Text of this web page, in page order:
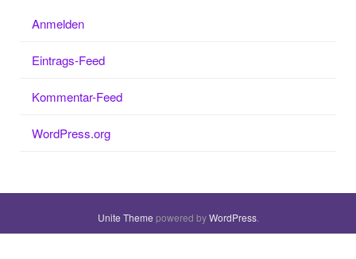
Anmelden
Eintrags-Feed
Kommentar-Feed
WordPress.org
Unite Theme powered byWordPress.